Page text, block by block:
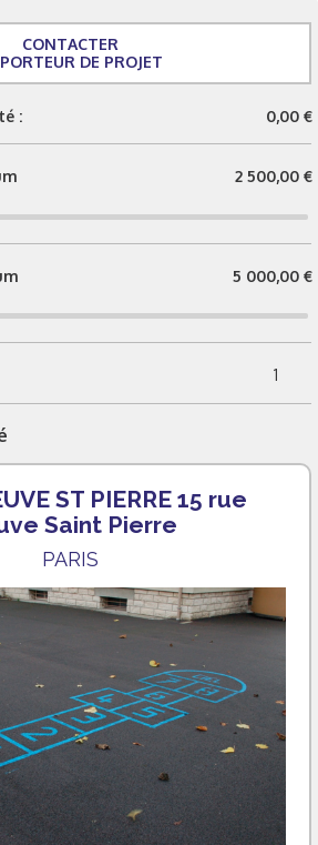
CONTACTER
DE PROJET
: 0,00 €
2 500,00 €
5 000,00 €
1
ST PIERRE 15 rue
Saint Pierre
PARIS